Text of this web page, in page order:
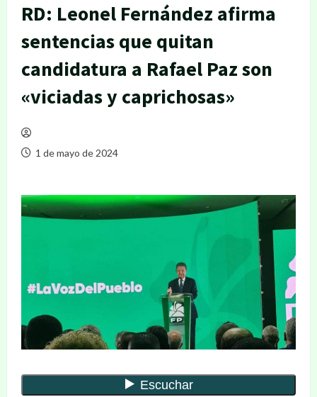
RD: Leonel Fernández afirma
sentencias que quitan
candidatura a Rafael Paz son
«viciadas y caprichosas»
1 de mayo de 2024